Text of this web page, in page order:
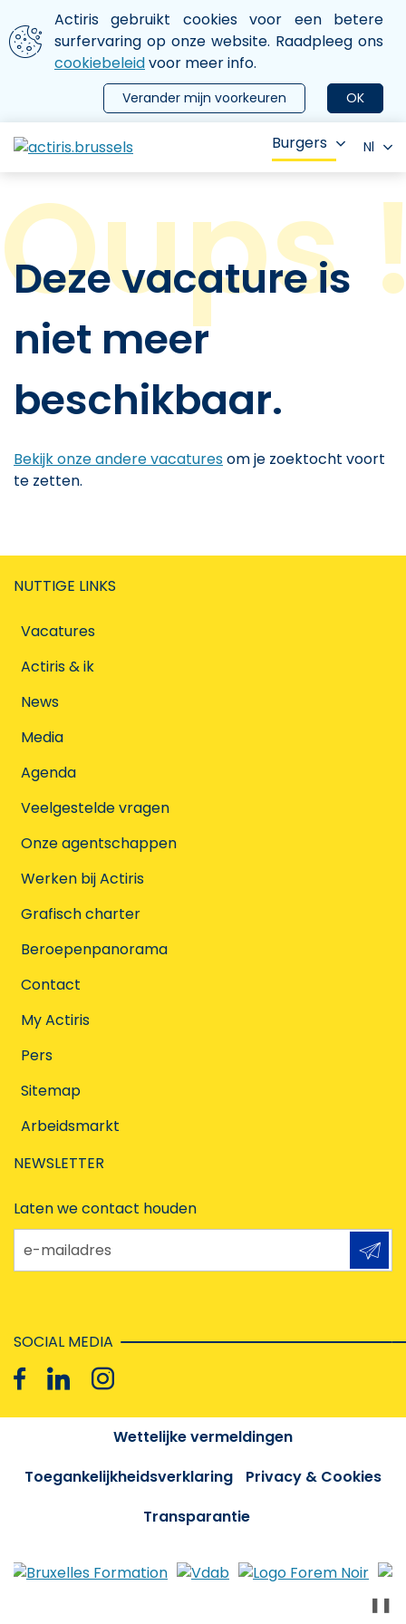
Aller au contenu principal
We gebruiken cookies
Actiris gebruikt cookies voor een betere
surfervaring op onze website. Raadpleeg ons
cookiebeleidvoor meer info.
OK
Verander mijn voorkeuren
le menu
Burgers Nl
Deze vacature is
niet meer
beschikbaar.
Bekijk onze andere vacaturesom je zoektocht voort
te zetten.
NUTTIGE LINKS
Vacatures
Actiris & ik
News
Media
Agenda
Veelgestelde vragen
Onze agentschappen
Werken bij Actiris
Grafisch charter
Beroepenpanorama
Contact
My Actiris
Pers
Sitemap
Arbeidsmarkt
NEWSLETTER
Laten we contact houden
e-mailadres
SOCIAL MEDIA
Wettelijke vermeldingen
Toegankelijkheidsverklaring
Privacy & Cookies
Transparantie
❚❚